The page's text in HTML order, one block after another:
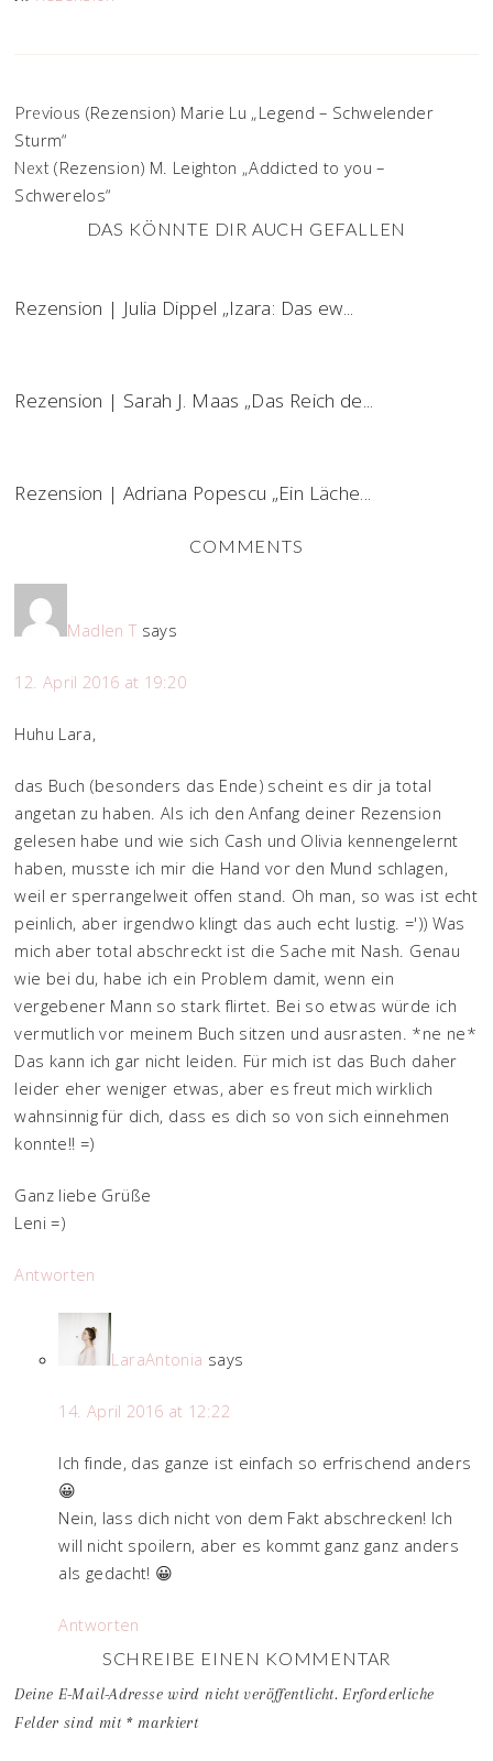
Previous (Rezension) Marie Lu „Legend – Schwelender
Sturm“
Next (Rezension) M. Leighton „Addicted to you –
Schwerelos“
DAS KÖNNTE DIR AUCH GEFALLEN
Rezension | Julia Dippel „Izara: Das ew...
Rezension | Sarah J. Maas „Das Reich de...
Rezension | Adriana Popescu „Ein Läche...
COMMENTS
Madlen T says
12. April 2016 at 19:20
Huhu Lara,
das Buch (besonders das Ende) scheint es dir ja total
angetan zu haben. Als ich den Anfang deiner Rezension
gelesen habe und wie sich Cash und Olivia kennengelernt
haben, musste ich mir die Hand vor den Mund schlagen,
weil er sperrangelweit offen stand. Oh man, so was ist echt
peinlich, aber irgendwo klingt das auch echt lustig. =')) Was
mich aber total abschreckt ist die Sache mit Nash. Genau
wie bei du, habe ich ein Problem damit, wenn ein
vergebener Mann so stark flirtet. Bei so etwas würde ich
vermutlich vor meinem Buch sitzen und ausrasten. *ne ne*
Das kann ich gar nicht leiden. Für mich ist das Buch daher
leider eher weniger etwas, aber es freut mich wirklich
wahnsinnig für dich, dass es dich so von sich einnehmen
konnte!! =)
Ganz liebe Grüße
Leni =)
Antworten
LaraAntonia says
14. April 2016 at 12:22
Ich finde, das ganze ist einfach so erfrischend anders
😀
Nein, lass dich nicht von dem Fakt abschrecken! Ich
will nicht spoilern, aber es kommt ganz ganz anders
als gedacht! 😀
Antworten
SCHREIBE EINEN KOMMENTAR
Deine E-Mail-Adresse wird nicht veröffentlicht. Erforderliche
Felder sind mit *markiert